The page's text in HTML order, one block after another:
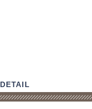
DETAIL